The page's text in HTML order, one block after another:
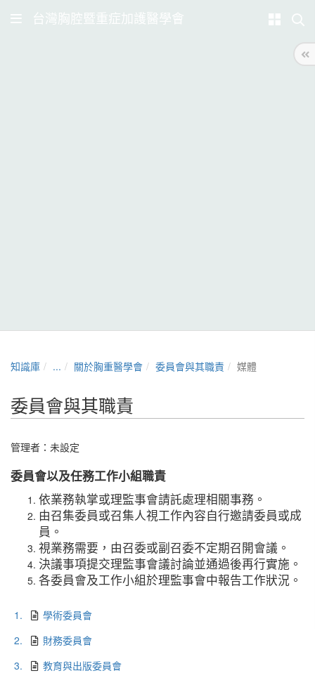
台灣胸腔暨重症加護醫學會
知識庫 ... 關於胸重醫學會 委員會與其職責 媒體
委員會與其職責
管理者：未設定
委員會以及任務工作小組職責
依業務執掌或理監事會請託處理相關事務。
由召集委員或召集人視工作內容自行邀請委員或成
員。
視業務需要，由召委或副召委不定期召開會議。
決議事項提交理監事會議討論並通過後再行實施。
各委員會及工作小組於理監事會中報告工作狀況。
1.
學術委員會
2.
財務委員會
3.
教育與出版委員會